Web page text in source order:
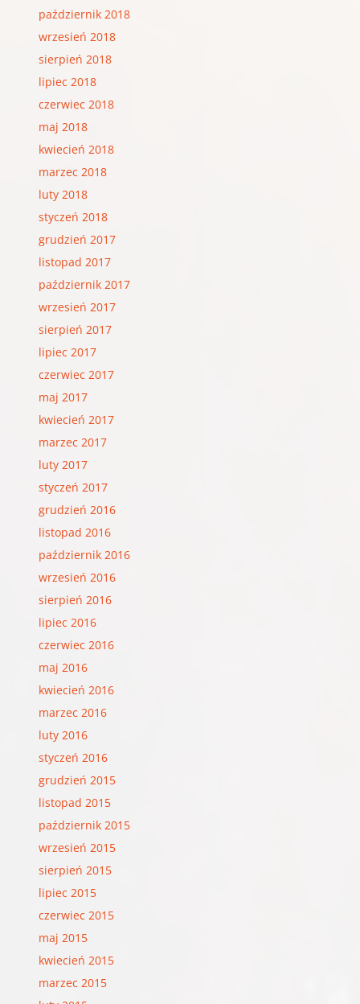
październik 2018
wrzesień 2018
sierpień 2018
lipiec 2018
czerwiec 2018
maj 2018
kwiecień 2018
marzec 2018
luty 2018
styczeń 2018
grudzień 2017
listopad 2017
październik 2017
wrzesień 2017
sierpień 2017
lipiec 2017
czerwiec 2017
maj 2017
kwiecień 2017
marzec 2017
luty 2017
styczeń 2017
grudzień 2016
listopad 2016
październik 2016
wrzesień 2016
sierpień 2016
lipiec 2016
czerwiec 2016
maj 2016
kwiecień 2016
marzec 2016
luty 2016
styczeń 2016
grudzień 2015
listopad 2015
październik 2015
wrzesień 2015
sierpień 2015
lipiec 2015
czerwiec 2015
maj 2015
kwiecień 2015
marzec 2015